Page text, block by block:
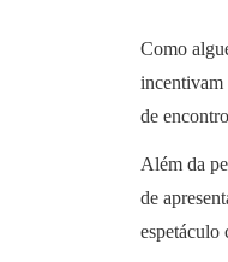
Como
incentivam
de
Além da
de
espetáculo